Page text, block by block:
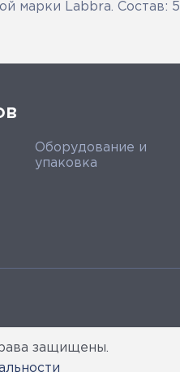
марки Labbra. Состав:
Оборудование и
упаковка
защищены.